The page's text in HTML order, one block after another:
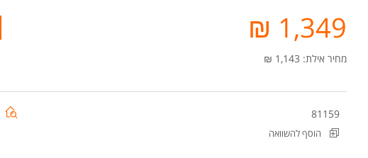
1,349 ₪
מחיר אילת: 1,143 ₪
81159
הוסף להשוואה